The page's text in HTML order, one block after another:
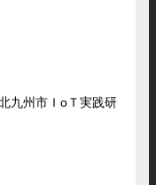
ニット
oＴ実践研